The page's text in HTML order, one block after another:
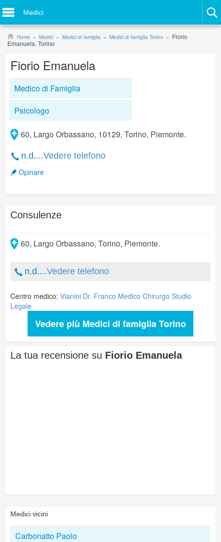
Medici
Home Medici Medici di famiglia Medici di famiglia Torino
Fiorio
Emanuela. Torino
Fiorio Emanuela
Medico di Famiglia
Psicologo
60, Largo Orbassano, 10129, Torino, Piemonte.
n.d....Vedere telefono
Opinare
Consulenze
60, Largo Orbassano, Torino, Piemonte.
n.d....Vedere telefono
Centro medico: Vianini Dr. Franco Medico Chirurgo Studio
Legale
Vedere più Medici di famiglia Torino
La tua recensione su Fiorio Emanuela
Medici vicini
Carbonatto Paolo